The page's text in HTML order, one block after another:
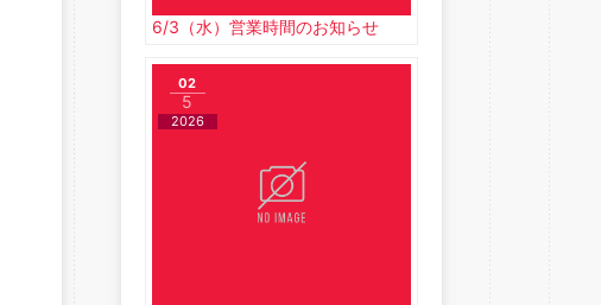
6/3（水）営業時間のお知らせ
02
5
2026